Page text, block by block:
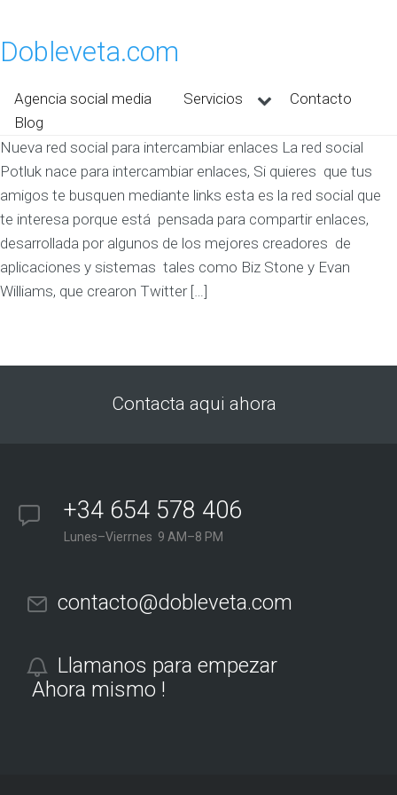
Dobleveta.com
Agencia social media Servicios
Contacto
Blog
Nueva red social para intercambiar enlaces La red social
Potluk nace para intercambiar enlaces, Si quieres que tus
amigos te busquen mediante links esta es la red social que
te interesa porque está pensada para compartir enlaces,
desarrollada por algunos de los mejores creadores de
aplicaciones y sistemas tales como Biz Stone y Evan
Williams, que crearon Twitter […]
Contacta aqui ahora
+34 654 578 406
Lunes–Vierrnes 9 AM–8 PM
contacto@dobleveta.com
Llamanos para empezar
Ahora mismo !